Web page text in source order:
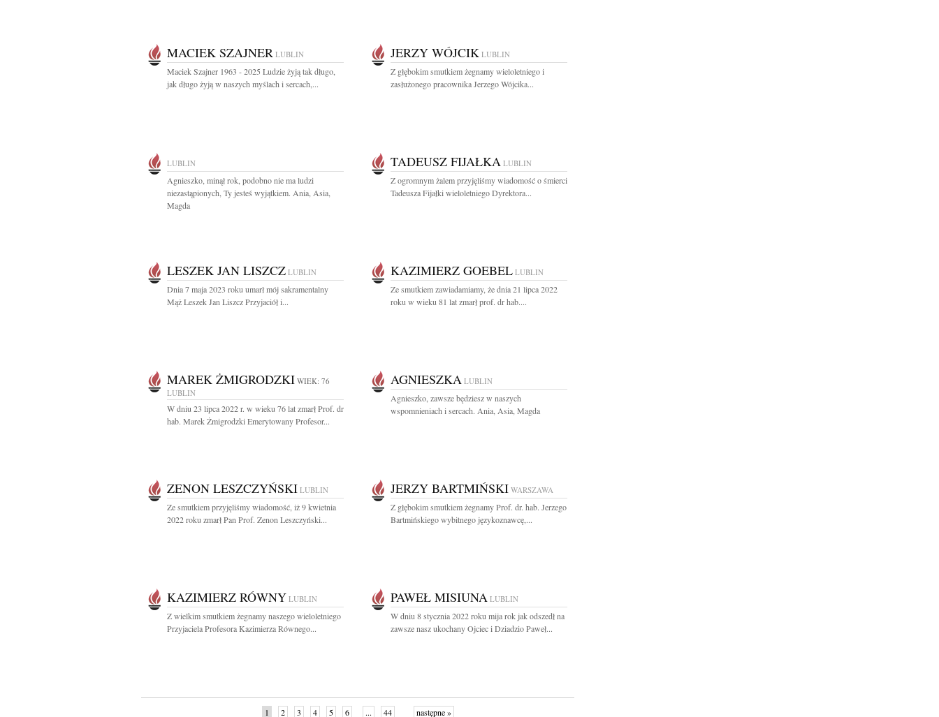
MACIEK SZAJNER LUBLIN
Maciek Szajner 1963 - 2025 Ludzie żyją tak długo,
jak długo żyją w naszych myślach i sercach,...
JERZY WÓJCIK LUBLIN
Z głębokim smutkiem żegnamy wieloletniego i
zasłużonego pracownika Jerzego Wójcika...
LUBLIN
Agnieszko, minął rok, podobno nie ma ludzi
niezastąpionych, Ty jesteś wyjątkiem. Ania, Asia,
Magda
TADEUSZ FIJAŁKA LUBLIN
Z ogromnym żalem przyjęliśmy wiadomość o śmierci
Tadeusza Fijałki wieloletniego Dyrektora...
LESZEK JAN LISZCZ LUBLIN
Dnia 7 maja 2023 roku umarł mój sakramentalny
Mąż Leszek Jan Liszcz Przyjaciół i...
KAZIMIERZ GOEBEL LUBLIN
Ze smutkiem zawiadamiamy, że dnia 21 lipca 2022
roku w wieku 81 lat zmarł prof. dr hab....
MAREK ŻMIGRODZKI WIEK: 76
LUBLIN
W dniu 23 lipca 2022 r. w wieku 76 lat zmarł Prof. dr
hab. Marek Żmigrodzki Emerytowany Profesor...
AGNIESZKA LUBLIN
Agnieszko, zawsze będziesz w naszych
wspomnieniach i sercach. Ania, Asia, Magda
ZENON LESZCZYŃSKI LUBLIN
Ze smutkiem przyjęliśmy wiadomość, iż 9 kwietnia
2022 roku zmarł Pan Prof. Zenon Leszczyński...
JERZY BARTMIŃSKI WARSZAWA
Z głębokim smutkiem żegnamy Prof. dr. hab. Jerzego
Bartmińskiego wybitnego językoznawcę,...
KAZIMIERZ RÓWNY LUBLIN
Z wielkim smutkiem żegnamy naszego wieloletniego
Przyjaciela Profesora Kazimierza Równego...
PAWEŁ MISIUNA LUBLIN
W dniu 8 stycznia 2022 roku mija rok jak odszedł na
zawsze nasz ukochany Ojciec i Dziadzio Paweł...
1 2 3 4 5 6 ... 44 następne »